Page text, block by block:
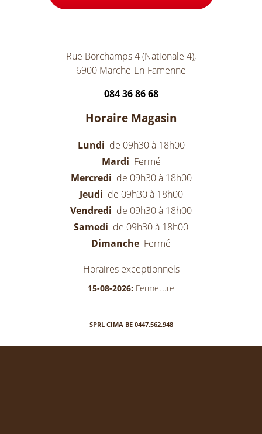
Rue Borchamps 4 (Nationale 4),
6900 Marche-En-Famenne
084 36 86 68
Horaire Magasin
Lundi de 09h30 à 18h00
Mardi Fermé
Mercredi de 09h30 à 18h00
Jeudi de 09h30 à 18h00
Vendredi de 09h30 à 18h00
Samedi de 09h30 à 18h00
Dimanche Fermé
Horaires exceptionnels
15-08-2026: Fermeture
SPRL CIMA BE 0447.562.948